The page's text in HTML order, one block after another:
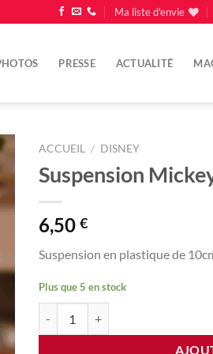
Ma liste d'envie
PRESSE ACTUALITÉ
ACCUEIL / DISNEY
Suspension
6,50 €
Suspension en plastique de
Plus que 5 en stock